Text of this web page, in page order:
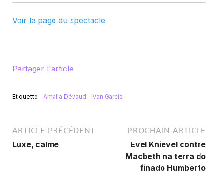
Voir la page du spectacle
Partager l'article
Etiquetté Amalia Dévaud Ivan Garcia
ARTICLE PRÉCÉDENT
Luxe, calme
PROCHAIN ARTICLE
Evel Knievel contre
Macbeth na terra do
finado Humberto